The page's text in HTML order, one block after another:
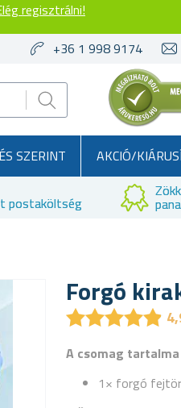
regisztrálni!
+36 1 998 9174
SZERINT AKCIÓ/
postaköltség
Forgó
★★★★★
★★★★★
A csomag tartalma
1× forgó